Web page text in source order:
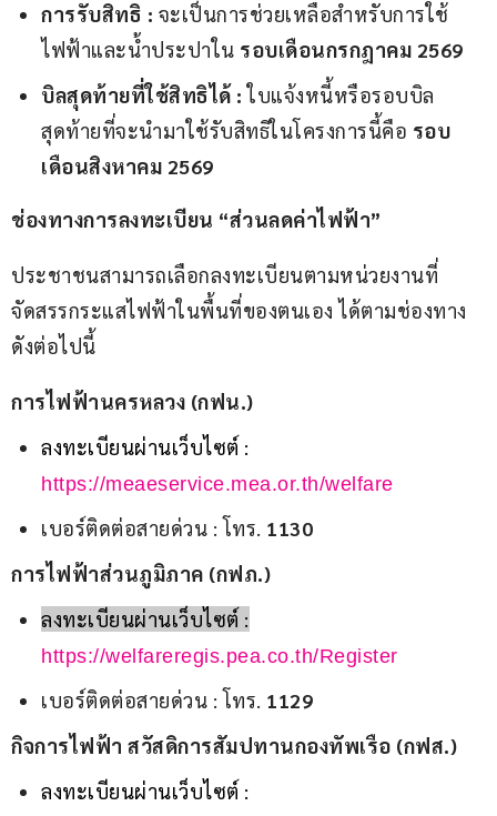
การรับสิทธิ : จะเป็นการช่วยเหลือสำหรับการใช้
ไฟฟ้าและน้ำประปาใน รอบเดือนกรกฎาคม 2569
บิลสุดท้ายที่ใช้สิทธิได้ : ใบแจ้งหนี้หรือรอบบิล
สุดท้ายที่จะนำมาใช้รับสิทธิในโครงการนี้คือ รอบ
เดือนสิงหาคม 2569
ช่องทางการลงทะเบียน “ส่วนลดค่าไฟฟ้า”
ประชาชนสามารถเลือกลงทะเบียนตามหน่วยงานที่
จัดสรรกระแสไฟฟ้าในพื้นที่ของตนเอง ได้ตามช่องทาง
ดังต่อไปนี้
การไฟฟ้านครหลวง (กฟน.)
ลงทะเบียนผ่านเว็บไซต์ :
https://meaeservice.mea.or.th/welfare
เบอร์ติดต่อสายด่วน : โทร. 1130
การไฟฟ้าส่วนภูมิภาค (กฟภ.)
ลงทะเบียนผ่านเว็บไซต์ :
https://welfareregis.pea.co.th/Register
เบอร์ติดต่อสายด่วน : โทร. 1129
กิจการไฟฟ้า สวัสดิการสัมปทานกองทัพเรือ (กฟส.)
ลงทะเบียนผ่านเว็บไซต์ :